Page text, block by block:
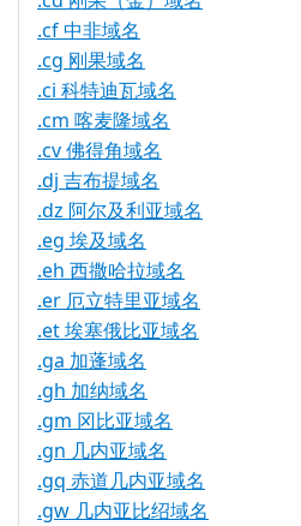
.cf 中非域名
.cg 刚果域名
.ci 科特迪瓦域名
.cm 喀麦隆域名
.cv 佛得角域名
.dj 吉布提域名
.dz 阿尔及利亚域名
.eg 埃及域名
.eh 西撒哈拉域名
.er 厄立特里亚域名
.et 埃塞俄比亚域名
.ga 加蓬域名
.gh 加纳域名
.gm 冈比亚域名
.gn 几内亚域名
.gq 赤道几内亚域名
.gw 几内亚比绍域名